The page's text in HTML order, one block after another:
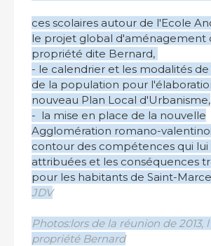
ces scolaires autour de l'Ecole
le projet global d'aménagement
propriété dite Bernard,
- le calendrier et les modalités
de la population pour
nouveau Plan Local d'Urbanisme,
- la mise en place de la nouvelle
Agglomération romano-
contour des compétences qui lui
attribuées et les conséquences
pour les habitants de Saint-
JDV
Photos:lors de la réunion de 2013,
propriété Bernard